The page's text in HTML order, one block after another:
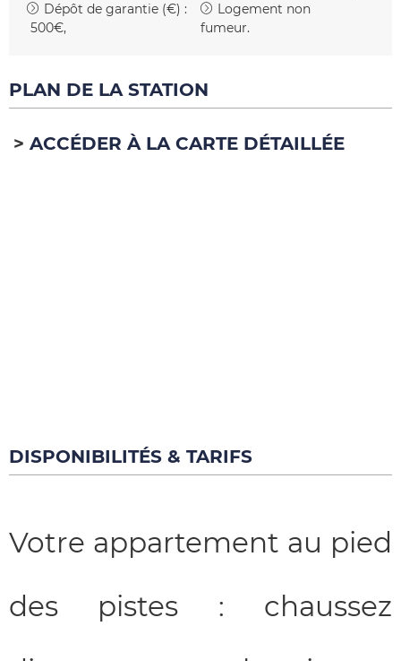
Dépôt de garantie (€) :
500€
Logement non
fumeur
PLAN DE LA STATION
ACCÉDER À LA CARTE DÉTAILLÉE
DISPONIBILITÉS & TARIFS
Votre appartement au pied
des pistes : chaussez